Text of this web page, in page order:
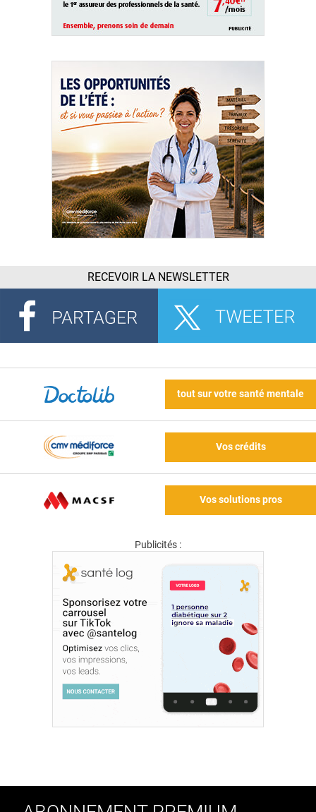
RECEVOIR LA NEWSLETTER
tout sur votre santé mentale
Vos crédits
Vos solutions pros
Publicités :